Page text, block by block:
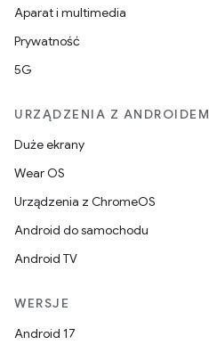
Aparat i multimedia
Prywatność
5G
URZĄDZENIA Z ANDROIDEM
Duże ekrany
Wear OS
Urządzenia z ChromeOS
Android do samochodu
Android TV
WERSJE
Android 17